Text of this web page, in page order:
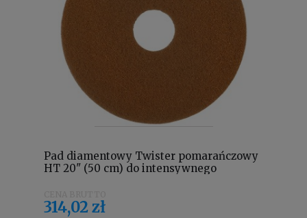
Pad diamentowy Twister pomarańczowy
HT 20" (50 cm) do intensywnego
314,02 zł